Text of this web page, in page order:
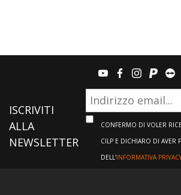
youtubefacebook
instagram
paypal
ISCRIVITI
ALLA
NEWSLETTER
CONFERMO DI VOLER
CILP E DICHIARO DI AVER
DELL'INFORMATIVA